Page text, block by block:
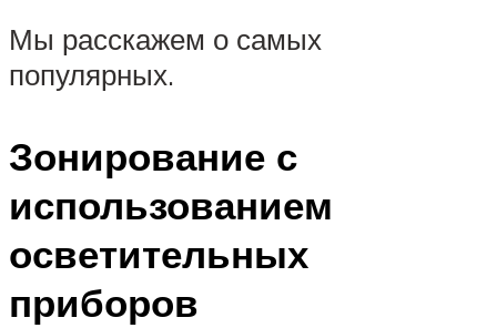
Мы расскажем о самых
популярных.
Зонирование с
использованием
осветительных
приборов